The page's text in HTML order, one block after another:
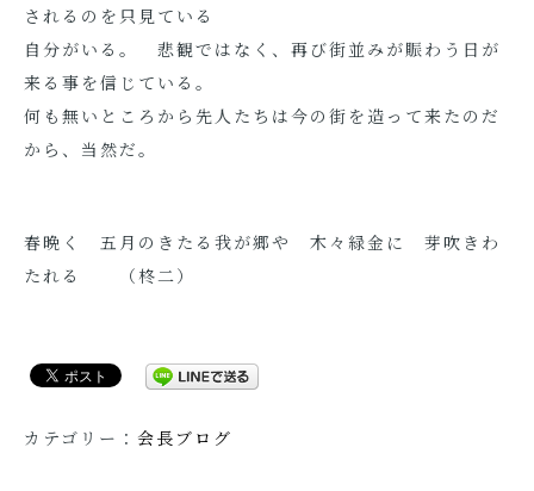
されるのを只見ている
自分がいる。 悲観ではなく、再び街並みが賑わう日が
来る事を信じている。
何も無いところから先人たちは今の街を造って来たのだ
から、当然だ。
春晩く 五月のきたる我が郷や 木々緑金に 芽吹きわ
たれる （柊二）
カテゴリー： 会長ブログ